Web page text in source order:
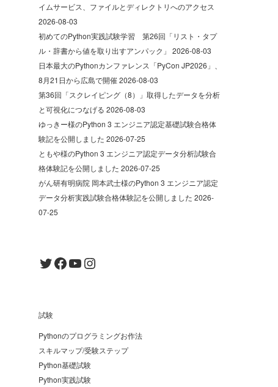
イムサービス、ファイルとディレクトリへのアクセス
2026-08-03
初めてのPython実践試験学習 第26回「リスト・タプ
ル・辞書から値を取り出すアンパック」 2026-08-03
日本最大のPythonカンファレンス「PyCon JP2026」、
8月21日から広島で開催2026-08-03
第36回「スクレイピング（8）」取得したデータを分析
と可視化につなげる 2026-08-03
ゆっきー様のPython 3 エンジニア認定基礎試験合格体
験記を公開しました 2026-07-25
ともや様のPython 3 エンジニア認定データ分析試験合
格体験記を公開しました 2026-07-25
がん研有明病院 岡本武士様のPython 3 エンジニア認定
データ分析実践試験合格体験記を公開しました 2026-
07-25
Twitter
Facebook
YouTube
Instagram
試験
Pythonのプログラミングお作法
スキルマップ/受験ステップ
Python基礎試験
Python実践試験